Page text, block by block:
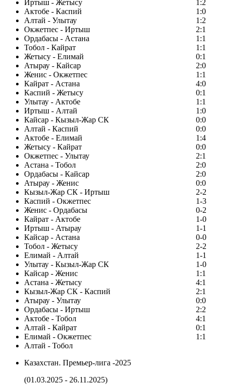
Иртыш - Жетысу
1:2
Актобе - Каспий
1:0
Алтай - Улытау
1:2
Окжетпес - Иртыш
2:1
Ордабасы - Астана
1:1
Тобол - Кайрат
1:1
Жетысу - Елимай
0:1
Атырау - Кайсар
2:0
Женис - Окжетпес
1:1
Кайрат - Астана
4:0
Каспий - Жетысу
0:1
Улытау - Актобе
1:1
Иртыш - Алтай
1:0
Кайсар - Кызыл-Жар СК
0:0
Алтай - Каспий
0:0
Актобе - Елимай
1:4
Жетысу - Кайрат
0:0
Окжетпес - Улытау
2:1
Астана - Тобол
2:0
Ордабасы - Кайсар
2:0
Атырау - Женис
0:0
Кызыл-Жар СК - Иртыш
2-2
Каспий - Окжетпес
1-3
Женис - Ордабасы
0-2
Кайрат - Актобе
1-0
Иртыш - Атырау
1-1
Кайсар - Астана
0-0
Тобол - Жетысу
2-2
Елимай - Алтай
1-1
Улытау - Кызыл-Жар СК
1-0
Кайсар - Женис
1:1
Астана - Жетысу
4:1
Кызыл-Жар СК - Каспий
2:1
Атырау - Улытау
0:0
Ордабасы - Иртыш
2:2
Актобе - Тобол
4:1
Алтай - Кайрат
0:1
Елимай - Окжетпес
1:1
Алтай - Тобол
Казахстан. Премьер-лига -2025
(01.03.2025 - 26.11.2025)